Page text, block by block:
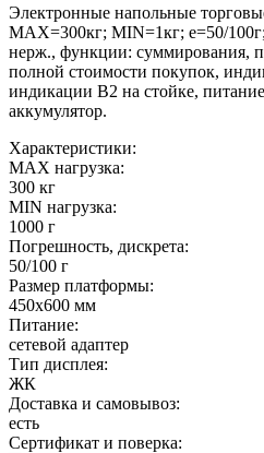
Электронные напольные
MAX=300кг; MIN=1кг; e=50/
нерж., функции: суммирования,
полной стоимости покупок,
индикации В2 на стойке,
аккумулятор.
Характеристики:
MAX нагрузка:
300 кг
MIN нагрузка:
1000 г
Погрешность, дискрета:
50/100 г
Размер платформы:
450х600 мм
Питание:
сетевой адаптер
Тип дисплея:
ЖК
Доставка и самовывоз:
есть
Сертификат и поверка: